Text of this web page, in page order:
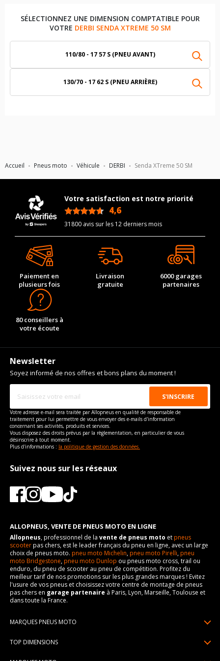
Accueil Pneus moto Véhicule DERBI Senda XTreme 50 SM
SÉLECTIONNEZ UNE DIMENSION COMPTATIBLE POUR
VOTRE DERBI SENDA XTREME 50 SM
110/80 - 17 57 S (PNEU AVANT)
130/70 - 17 62 S (PNEU ARRIÈRE)
Votre satisfaction est notre priorité
4,6
31800 avis sur les 12 derniers mois
Paiement en
plusieurs fois
Livraison
gratuite
6000 garages
partenaires
80 conseillers à
votre écoute
Newsletter
Soyez informé de nos offres et bons plans du moment !
Votre adresse e-mail sera traitée par Allopneus en qualité de responsable de
traitement pour lui permettre de vous envoyer des e-mails d'information
concernant ses activités, produits et services.
Vous disposez des droits prévus par la règlementation, en particulier de vous
désinscrire à tout moment.
Plus d'informations : la politique de gestion des données.
Suivez nous sur les réseaux
ALLOPNEUS, VENTE DE PNEUS MOTO EN LIGNE
Allopneus, professionnel de la vente de pneus moto etpneus
scooterpas chers, est le leader français du pneu en ligne, avec un large
choix de pneus moto. pneu moto Michelin,pneu moto Pirelli,pneu
moto Bridgestone,pneu moto Dunlop ou pneus moto cross, trail ou
enduro, du pneu de scooter au pneu de compétition. Profitez du
meilleur tarif de nos promotions sur les plus grandes marques ! Evitez
l'usure de vos pneus et choisissez votre centre de montage de pneus
pas chers en garage partenaire à Paris, Lyon, Marseille, Toulouse et
dans toute la France.
MARQUES PNEUS MOTO
TOP DIMENSIONS